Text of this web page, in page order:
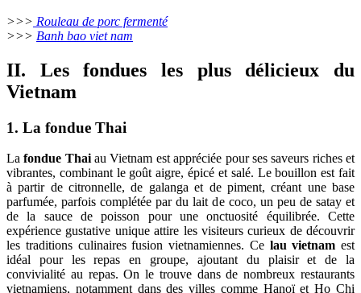
>>> Rouleau de porc fermenté
>>> Banh bao viet nam
II. Les fondues les plus délicieux du
Vietnam
1. La fondue Thai
Lafondue Thaiau Vietnam est appréciée pour ses saveurs riches et
vibrantes, combinant le goût aigre, épicé et salé. Le bouillon est fait
à partir de citronnelle, de galanga et de piment, créant une base
parfumée, parfois complétée par du lait de coco, un peu de satay et
de la sauce de poisson pour une onctuosité équilibrée. Cette
expérience gustative unique attire les visiteurs curieux de découvrir
les traditions culinaires fusion vietnamiennes. Ce lau vietnam est
idéal pour les repas en groupe, ajoutant du plaisir et de la
convivialité au repas. On le trouve dans de nombreux restaurants
vietnamiens, notamment dans des villes comme Hanoï et Ho Chi